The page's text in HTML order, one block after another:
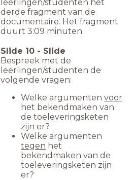
leerlingen/studenten het
derde fragment van de
documentaire. Het fragment
duurt 3:09 minuten.
Slide 10 - Slide
Bespreek met de
leerlingen/studenten de
volgende vragen:
Welke argumenten voor
het bekendmaken van
de toeleveringsketen
zijn er?
Welke argumenten
tegen het
bekendmaken van de
toeleveringsketen zijn
er?